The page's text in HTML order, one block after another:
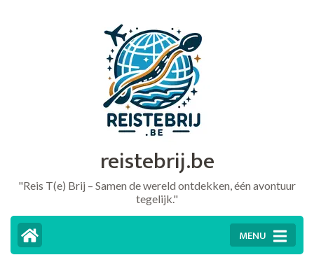
reistebrij.be
"Reis T(e) Brij – Samen de wereld ontdekken, één avontuur
tegelijk."
MENU